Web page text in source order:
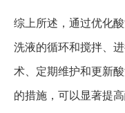
综上所述，通过优化
洗液的循环和搅拌、
术、定期维护和更新
的措施，可以显著提